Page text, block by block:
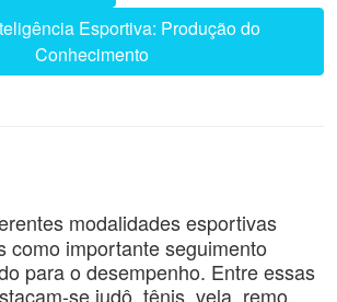
Esportiva: Produção do
Conhecimento
modalidades esportivas
como importante seguimento
para o desempenho. Entre essas
se judô, tênis, vela, remo,